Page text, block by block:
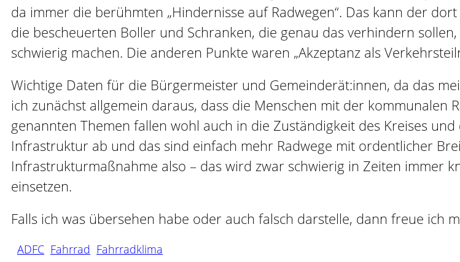
da immer die berühmten „Hindernisse auf Radwegen“. Das kann der
die bescheuerten Boller und Schranken, die genau das verhindern
schwierig machen. Die anderen Punkte waren „Akzeptanz als
Wichtige Daten für die Bürgermeister und Gemeinderät:innen, da das
ich zunächst allgemein daraus, dass die Menschen mit der
genannten Themen fallen wohl auch in die Zuständigkeit des Kreises
Infrastruktur ab und das sind einfach mehr Radwege mit ordentlicher
Infrastrukturmaßnahme also – das wird zwar schwierig in Zeiten immer
einsetzen.
Falls ich was übersehen habe oder auch falsch darstelle, dann freue ich
ADFC Fahrrad Fahrradklima